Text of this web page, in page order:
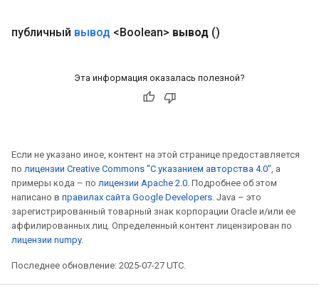
публичный вывод <Boolean> вывод ()
Эта информация оказалась полезной?
Если не указано иное, контент на этой странице предоставляется
по лицензии Creative Commons "С указанием авторства 4.0", а
примеры кода – по лицензии Apache 2.0. Подробнее об этом
написано в правилах сайта Google Developers. Java – это
зарегистрированный товарный знак корпорации Oracle и/или ее
аффилированных лиц. Определенный контент лицензирован по
лицензии numpy.
Последнее обновление: 2025-07-27 UTC.